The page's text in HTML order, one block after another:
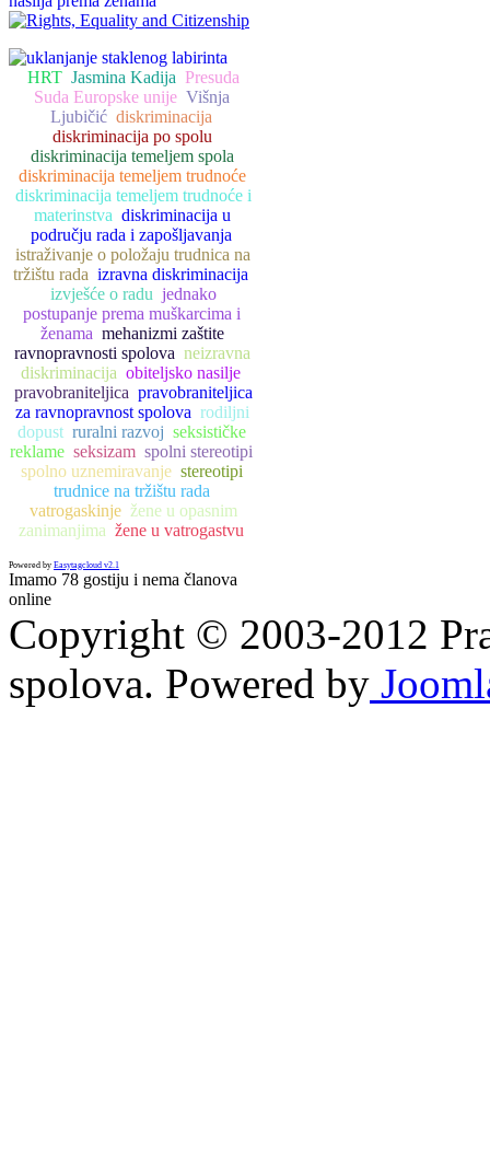
HRT Jasmina Kadija Presuda
Suda Europske unije Višnja
Ljubičić diskriminacija
diskriminacija po spolu
diskriminacija temeljem spola
diskriminacija temeljem trudnoće
diskriminacija temeljem trudnoće i
materinstva diskriminacija u
području rada i zapošljavanja
istraživanje o položaju trudnica na
tržištu rada izravna diskriminacija
izvješće o radu jednako
postupanje prema muškarcima i
ženama mehanizmi zaštite
ravnopravnosti spolova neizravna
diskriminacija obiteljsko nasilje
pravobraniteljica pravobraniteljica
za ravnopravnost spolova rodiljni
dopust ruralni razvoj seksističke
reklame seksizam spolni stereotipi
spolno uznemiravanje stereotipi
trudnice na tržištu rada
vatrogaskinje žene u opasnim
zanimanjima žene u vatrogastvu
Powered by Easytagcloud v2.1
Imamo 78 gostiju i nema članova
online
Copyright © 2003-2012
spolova. Powered by